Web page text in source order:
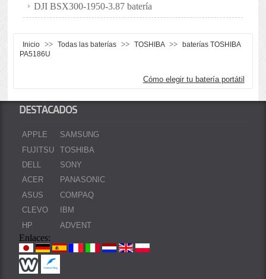
DJI BSX300-1950-3.87 batería
Inicio >> Todas las baterías >> TOSHIBA >>
baterías TOSHIBA
PA5186U
Cómo elegir tu batería portátil
DESTACADOS
APPLE
FUJITSU
DELL
ACER
ASUS
CLEVO
HP
SAMSUNG
TOSHIBA
SONY
PANASONIC
COMPAQ
IBM
ADVENT
Enlaces: